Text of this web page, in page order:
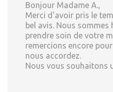
Bonjour Madame A.,
Merci d'avoir pris le
bel avis. Nous
prendre soin de votre
remercions encore
nous accordez.
Nous vous souhaitons